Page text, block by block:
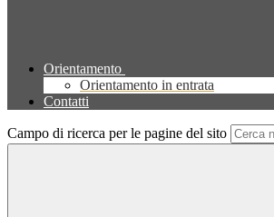
Orientamento
Orientamento in entrata
Contatti
Campo di ricerca per le pagine del sito